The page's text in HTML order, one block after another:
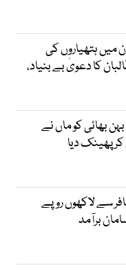
میں ہتھیاروں کی
کا دعویٰ بے بنیاد،
بھائی کو ماں نے
پھینک دیا
سے لاکھوں روپے
برآمد